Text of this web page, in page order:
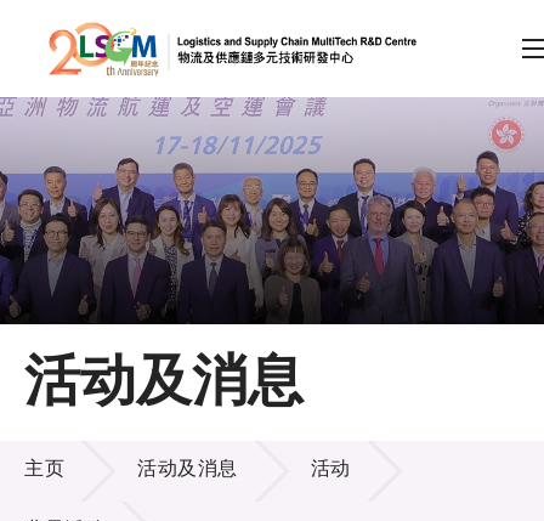
跳到内容（按回车键）
会员登录
A A EN 繁 简
主页
关于LSCM
技术商品化
项目及资助计划
活动及消息
活动及消息
主页 活动及消息 活动